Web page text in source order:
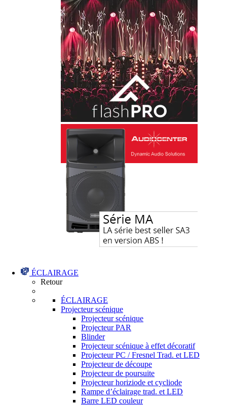
ÉCLAIRAGE
Retour
ÉCLAIRAGE
Projecteur scénique
Projecteur scénique
Projecteur PAR
Blinder
Projecteur scénique à effet décoratif
Projecteur PC / Fresnel Trad. et LED
Projecteur de découpe
Projecteur de poursuite
Projecteur horiziode et cycliode
Rampe d’éclairage trad. et LED
Barre LED couleur